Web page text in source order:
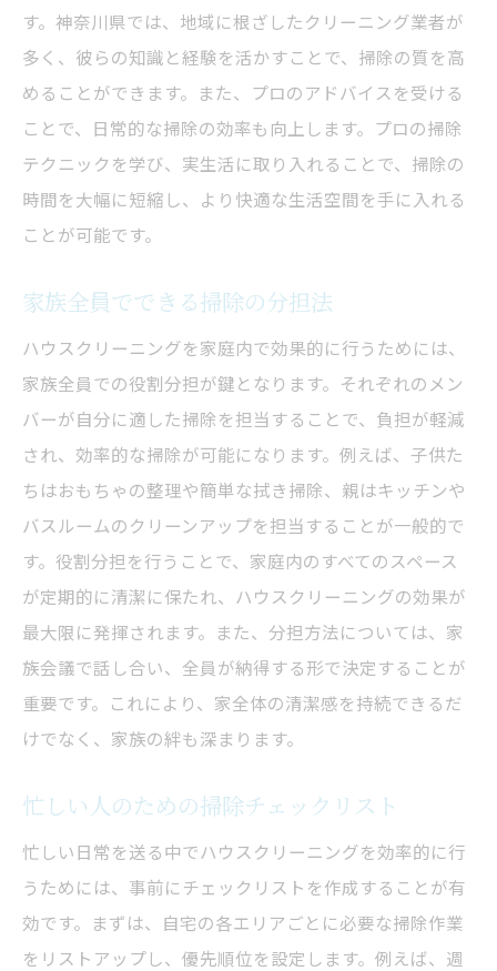
す。神奈川県では、地域に根ざしたクリーニング業者が
多く、彼らの知識と経験を活かすことで、掃除の質を高
めることができます。また、プロのアドバイスを受ける
ことで、日常的な掃除の効率も向上します。プロの掃除
テクニックを学び、実生活に取り入れることで、掃除の
時間を大幅に短縮し、より快適な生活空間を手に入れる
ことが可能です。
家族全員でできる掃除の分担法
ハウスクリーニングを家庭内で効果的に行うためには、
家族全員での役割分担が鍵となります。それぞれのメン
バーが自分に適した掃除を担当することで、負担が軽減
され、効率的な掃除が可能になります。例えば、子供た
ちはおもちゃの整理や簡単な拭き掃除、親はキッチンや
バスルームのクリーンアップを担当することが一般的で
す。役割分担を行うことで、家庭内のすべてのスペース
が定期的に清潔に保たれ、ハウスクリーニングの効果が
最大限に発揮されます。また、分担方法については、家
族会議で話し合い、全員が納得する形で決定することが
重要です。これにより、家全体の清潔感を持続できるだ
けでなく、家族の絆も深まります。
忙しい人のための掃除チェックリスト
忙しい日常を送る中でハウスクリーニングを効率的に行
うためには、事前にチェックリストを作成することが有
効です。まずは、自宅の各エリアごとに必要な掃除作業
をリストアップし、優先順位を設定します。例えば、週